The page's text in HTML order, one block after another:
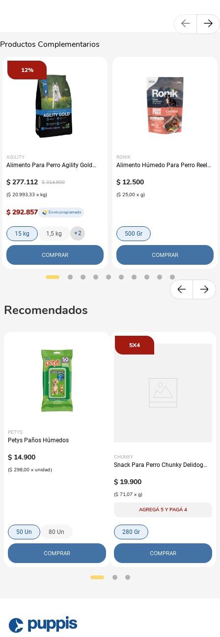
Productos Complementarios
12%
AGILITY
Alimento Para Perro Agility Gold
$ 277.112 $ 314.900
($ 20.993,33 x kg)
$ 292.857 Envío programado
15 kg 1,5 kg +2
COMPRAR
RONIK
Alimento Húmedo Para Perro Reelds
$ 12.500
($ 25,00 x g)
500 Gr
COMPRAR
Recomendados
PETYS
Petys Paños Húmedos
$ 14.900
($ 298,00 x unidad)
50 Un 80 Un
COMPRAR
5X4
CHUNKY
Snack Para Perro Chunky Delidog
$ 19.900
($ 71,07 x g)
AGREGÁ 5 Y PAGÁ 4
280 Gr
COMPRAR